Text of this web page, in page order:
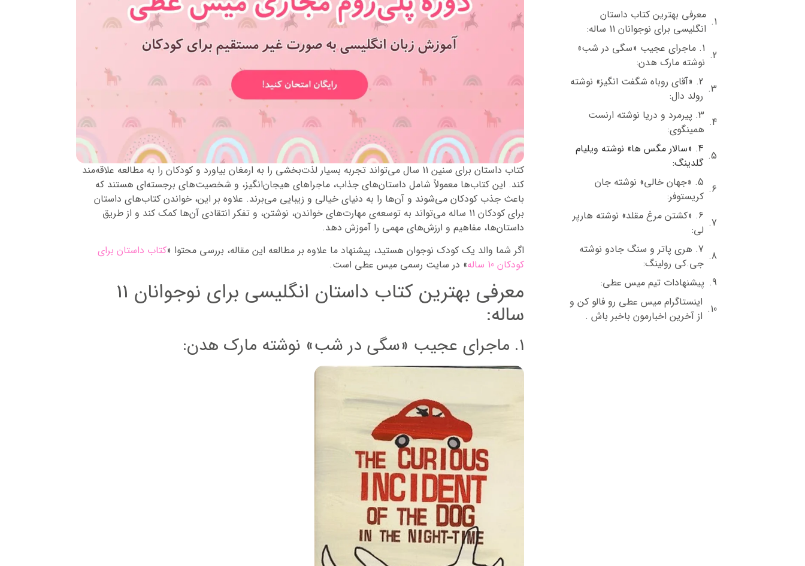
معرفی بهترین کتاب داستان
انگلیسی برای نوجوانان 11 ساله:
1. ماجرای عجیب «سگی در شب»
نوشته مارک هدن:
2. «آقای روباه شگفت انگیز» نوشته
رولد دال:
3. پیرمرد و دریا نوشته ارنست
همینگوی:
4. «سالار مگس ها» نوشته ویلیام
گلدینگ:
5. «جهان خالی» نوشته جان
کریستوفر:
6. «کشتن مرغ مقلد» نوشته هارپر
لی:
7. هری پاتر و سنگ جادو نوشته
جی.کی رولینگ:
پیشنهادات تیم میس عطی:
اینستاگرام میس عطی رو فالو کن و
از آخرین اخبارمون باخبر باش .
کتاب‌ داستان برای سنین 11 سال می‌تواند تجربه‌ بسیار لذت‌بخشی را به ارمغان بیاورد و کودکان را به مطالعه علاقه‌‌مند
کند. این کتاب‌ها معمولاً شامل داستان‌های جذاب، ماجراهای هیجان‌انگیز، و شخصیت‌های برجسته‌ای هستند که
باعث جذب کودکان می‌شوند و آن‌ها را به دنیای خیالی و زیبایی می‌برند. علاوه بر این، خواندن کتاب‌های داستان
برای کودکان 11 ساله می‌تواند به توسعه‌ی مهارت‌های خواندن، نوشتن، و تفکر انتقادی آن‌ها کمک کند و از طریق
داستان‌ها، مفاهیم و ارزش‌های مهمی را آموزش دهد.
اگر شما والد یک کودک نوجوان هستید، پیشنهاد ما علاوه بر مطالعه این مقاله، بررسی محتوا «کتاب داستان برای
کودکان 10 ساله
» در سایت رسمی میس عطی است.
معرفی بهترین کتاب داستان انگلیسی برای نوجوانان 11
ساله:
1. ماجرای عجیب «سگی در شب» نوشته مارک هدن: